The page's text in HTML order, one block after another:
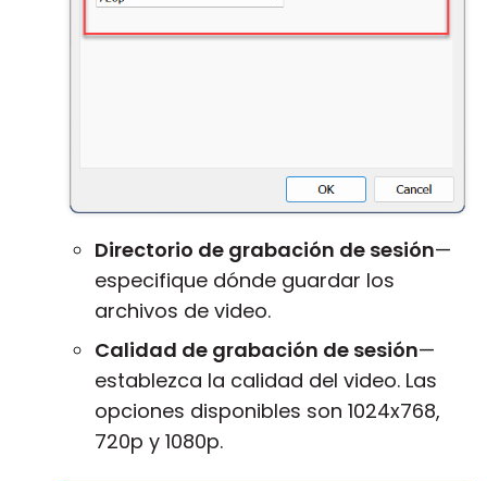
Directorio de grabación de sesión—
especifique dónde guardar los
archivos de video.
Calidad de grabación de sesión—
establezca la calidad del video. Las
opciones disponibles son 1024x768,
720p y 1080p.